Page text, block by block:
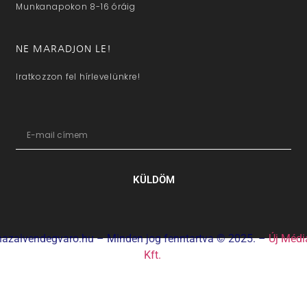
Munkanapokon 8-16 óráig
NE MARADJON LE!
Iratkozzon fel hírlevelünkre!
KÜLDÖM
– Minden jog fenntartva © 2025. –Új
Kft.